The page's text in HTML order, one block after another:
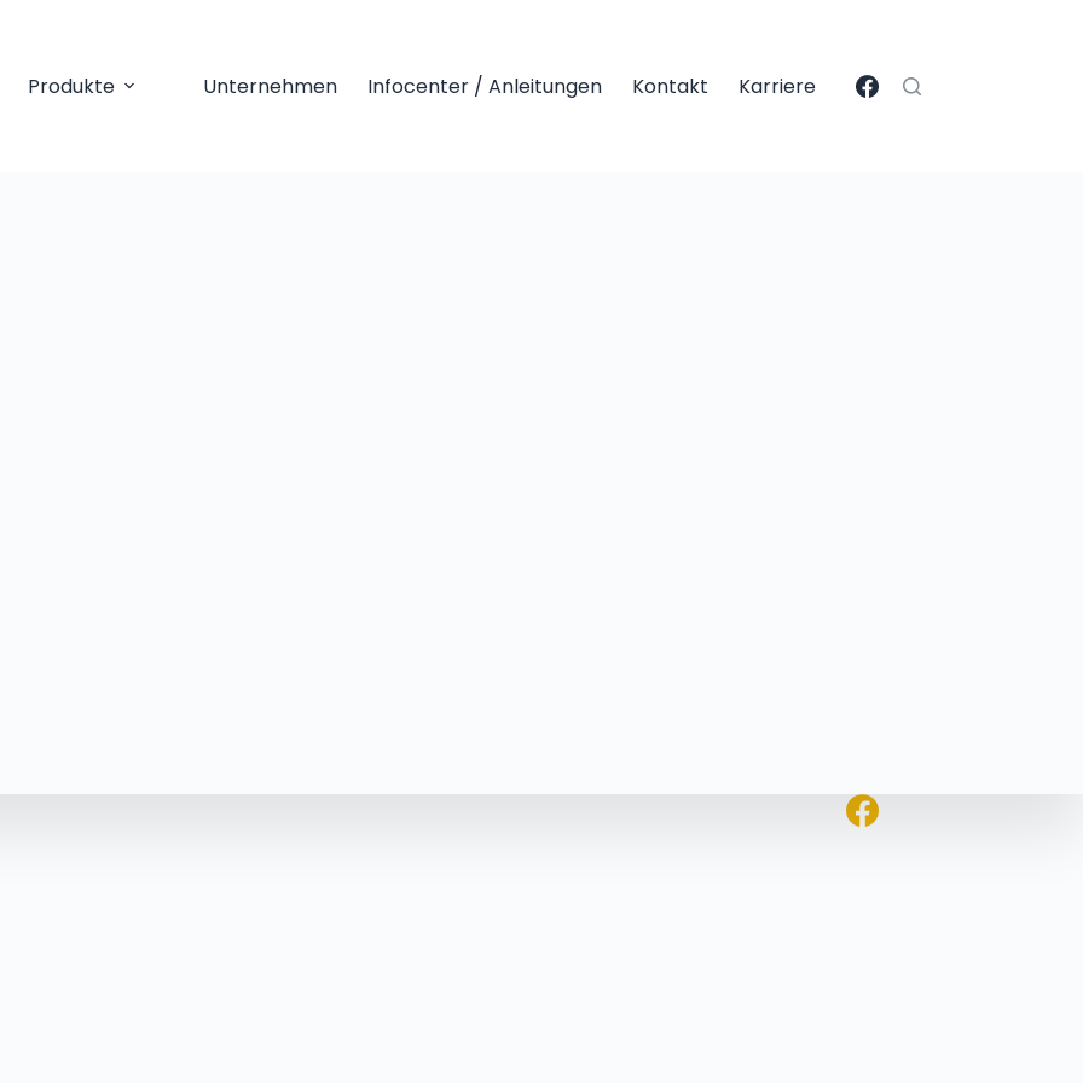
Produkte Unternehmen Infocenter / Anleitungen Kontakt Karriere